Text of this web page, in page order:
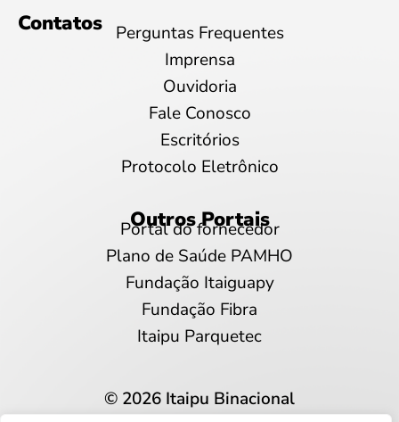
Contatos
Perguntas Frequentes
Imprensa
Ouvidoria
Fale Conosco
Escritórios
Protocolo Eletrônico
Outros Portais
Portal do fornecedor
Plano de Saúde PAMHO
Fundação Itaiguapy
Fundação Fibra
Itaipu Parquetec
© 2026 Itaipu Binacional